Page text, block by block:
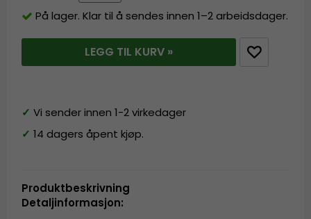
På lager. Klar til å sendes innen 1–2 arbeidsdager.
LEGG TIL KURV »
✓ Vi sender innen 1-2 virkedager
✓ 14 dagers åpent kjøp.
Produktbeskrivning
Detaljinformasjon: